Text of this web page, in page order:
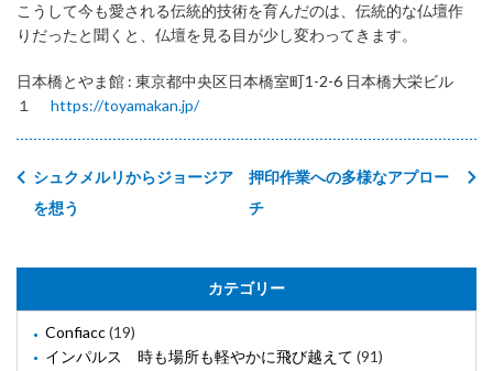
こうして今も愛される伝統的技術を育んだのは、伝統的な仏壇作
りだったと聞くと、仏壇を見る目が少し変わってきます。
日本橋とやま館 : 東京都中央区日本橋室町1-2-6 日本橋大栄ビル
１ https://toyamakan.jp/
押印作業への多様なアプロー
チ
シュクメルリからジョージア
を想う
カテゴリー
Confiacc(19)
インパルス 時も場所も軽やかに飛び越えて (91)